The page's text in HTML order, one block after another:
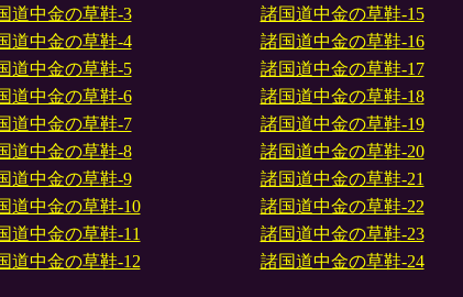
道中金の草鞋-3
諸国道中金の草鞋-15
道中金の草鞋-4
諸国道中金の草鞋-16
道中金の草鞋-5
諸国道中金の草鞋-17
道中金の草鞋-6
諸国道中金の草鞋-18
道中金の草鞋-7
諸国道中金の草鞋-19
道中金の草鞋-8
諸国道中金の草鞋-20
道中金の草鞋-9
諸国道中金の草鞋-21
道中金の草鞋-10
諸国道中金の草鞋-22
道中金の草鞋-11
諸国道中金の草鞋-23
道中金の草鞋-12
諸国道中金の草鞋-24